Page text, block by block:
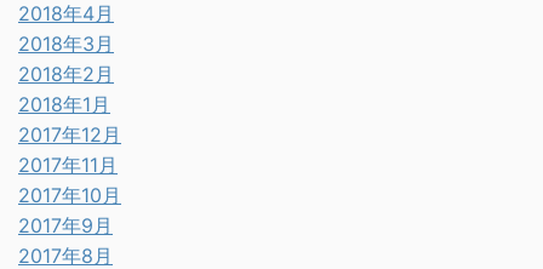
2018年4月
2018年3月
2018年2月
2018年1月
2017年12月
2017年11月
2017年10月
2017年9月
2017年8月